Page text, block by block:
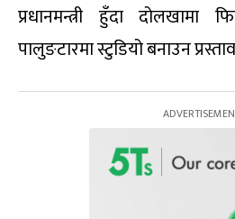
प्रधानमन्त्री हुँदा
पालुङटारमा स्टुडियो बनाउन